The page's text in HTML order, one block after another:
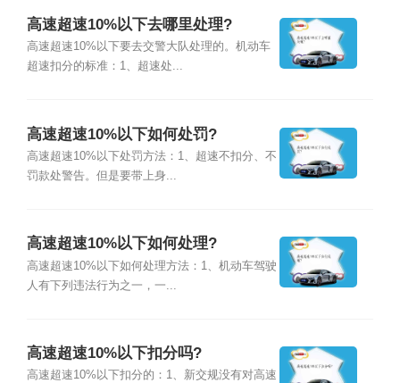
高速超速10%以下去哪里处理?
高速超速10%以下要去交警大队处理的。机动车
超速扣分的标准：1、超速处...
高速超速10%以下如何处罚?
高速超速10%以下处罚方法：1、超速不扣分、不
罚款处警告。但是要带上身...
高速超速10%以下如何处理?
高速超速10%以下如何处理方法：1、机动车驾驶
人有下列违法行为之一，一...
高速超速10%以下扣分吗?
高速超速10%以下扣分的：1、新交规没有对高速